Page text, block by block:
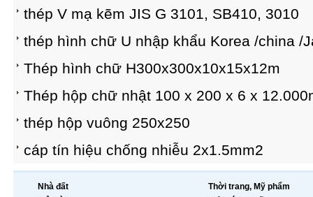
thép V mạ kẽm JIS G 3101, SB410, 3010
thép hình chữ U nhập khẩu Korea /china /
Thép hình chữ H300x300x10x15x12m
Thép hộp chữ nhật 100 x 200 x 6 x
thép hộp vuông 250x250
cáp tín hiệu chống nhiễu 2x1.5mm2
Nhà đất
Thời trang, Mỹ phẩm